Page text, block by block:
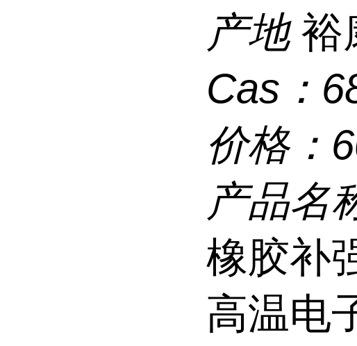
产地 裕
Cas：
价格：
产品名
橡胶补
高温电